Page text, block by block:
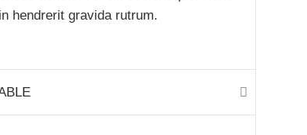
hendrerit gravida rutrum.